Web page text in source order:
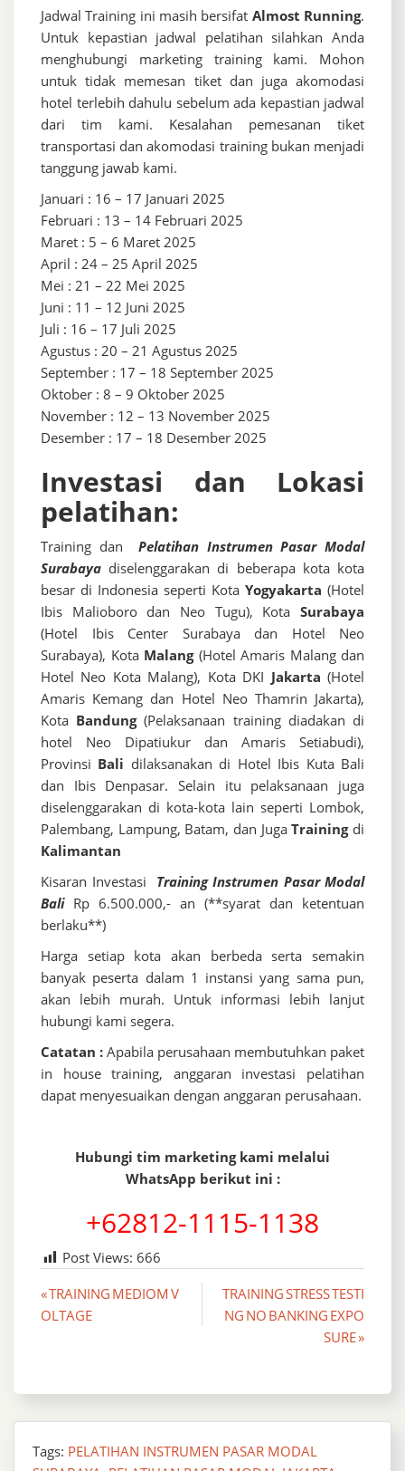
Jadwal Training ini masih bersifat Almost Running.
Untuk kepastian jadwal pelatihan silahkan Anda
menghubungi marketing training kami. Mohon
untuk tidak memesan tiket dan juga akomodasi
hotel terlebih dahulu sebelum ada kepastian jadwal
dari tim kami. Kesalahan pemesanan tiket
transportasi dan akomodasi training bukan menjadi
tanggung jawab kami.
Januari : 16 – 17 Januari 2025
Februari : 13 – 14 Februari 2025
Maret : 5 – 6 Maret 2025
April : 24 – 25 April 2025
Mei : 21 – 22 Mei 2025
Juni : 11 – 12 Juni 2025
Juli : 16 – 17 Juli 2025
Agustus : 20 – 21 Agustus 2025
September : 17 – 18 September 2025
Oktober : 8 – 9 Oktober 2025
November : 12 – 13 November 2025
Desember : 17 – 18 Desember 2025
Investasi dan Lokasi
pelatihan:
Training dan
Pelatihan Instrumen Pasar Modal
Surabaya diselenggarakan di beberapa kota kota
besar di Indonesia seperti Kota Yogyakarta (Hotel
Ibis Malioboro dan Neo Tugu), Kota Surabaya
(Hotel Ibis Center Surabaya dan Hotel Neo
Surabaya), Kota Malang(Hotel Amaris Malang dan
Hotel Neo Kota Malang), Kota DKI Jakarta (Hotel
Amaris Kemang dan Hotel Neo Thamrin Jakarta),
Kota Bandung(Pelaksanaan training diadakan di
hotel Neo Dipatiukur dan Amaris Setiabudi),
Provinsi Bali dilaksanakan di Hotel Ibis Kuta Bali
dan Ibis Denpasar. Selain itu pelaksanaan juga
diselenggarakan di kota-kota lain seperti Lombok,
Palembang, Lampung, Batam, dan JugaTrainingdi
Kalimantan
Kisaran Investasi
Training Instrumen Pasar Modal
Bali Rp 6.500.000,- an (**syarat dan ketentuan
berlaku**)
Harga setiap kota akan berbeda serta semakin
banyak peserta dalam 1 instansi yang sama pun,
akan lebih murah. Untuk informasi lebih lanjut
hubungi kami segera.
Catatan : Apabila perusahaan membutuhkan paket
in house training, anggaran investasi pelatihan
dapat menyesuaikan dengan anggaran perusahaan.
Hubungi tim marketing kami melalui
WhatsApp berikut ini :
+62812-1115-1138
Post Views: 666
Post
navigation
« TRAINING MEDIOM V
OLTAGE
TRAINING STRESS TESTI
NG NO BANKING EXPO
SURE »
Tags: PELATIHAN INSTRUMEN PASAR MODAL